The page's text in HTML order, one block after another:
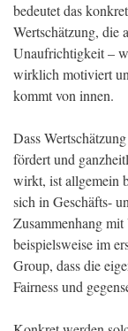
bedeutet das
Wertschätzung, die
Unaufrichtigkeit –
wirklich motiviert
kommt von innen.
Dass
fördert und
wirkt, ist allgemein
sich in Geschäfts-
Zusammenhang
beispielsweise im
Group, dass die
Fairness und